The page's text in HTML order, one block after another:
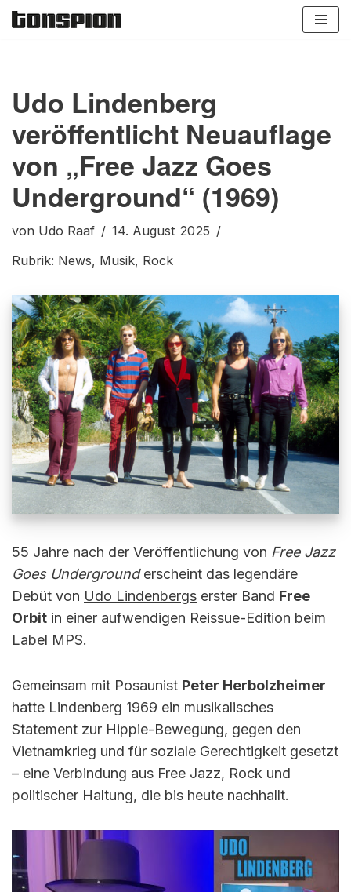
Udo Lindenberg
veröffentlicht Neuauflage
von „Free Jazz Goes
Underground“ (1969)
von Udo Raaf
14. August 2025
Rubrik: News, Musik, Rock
55 Jahre nach der Veröffentlichung von Free Jazz
Goes Undergrounderscheint das legendäre
Debüt von Udo Lindenbergs erster Band Free
Orbit in einer aufwendigen Reissue-Edition beim
Label MPS.
Gemeinsam mit Posaunist Peter Herbolzheimer
hatte Lindenberg 1969 ein musikalisches
Statement zur Hippie-Bewegung, gegen den
Vietnamkrieg und für soziale Gerechtigkeit gesetzt
– eine Verbindung aus Free Jazz, Rock und
politischer Haltung, die bis heute nachhallt.